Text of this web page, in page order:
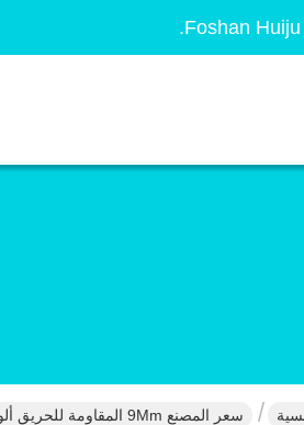
Foshan
سعر المصنع 9Mm المقاومة للحريق ألواح الجص الصفيحة المقاومة للقالب ألواح الجبس الجدار الجاف